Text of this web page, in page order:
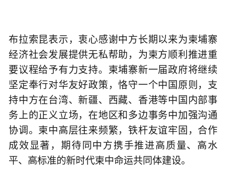
布拉索昆表示，衷心感谢中方长期以来为柬埔寨
经济社会发展提供无私帮助，为柬方顺利推进重
要议程给予有力支持。柬埔寨新一届政府将继续
坚定奉行对华友好政策，恪守一个中国原则，支
持中方在台湾、新疆、西藏、香港等中国内部事
务上的正义立场，在地区和多边事务中加强沟通
协调。柬中高层往来频繁，铁杆友谊牢固，合作
成效显著，期待同中方携手推进高质量、高水
平、高标准的新时代柬中命运共同体建设。